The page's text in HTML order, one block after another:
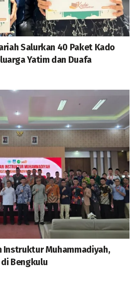
Salurkan 40 Paket Kado
Yatim dan Duafa
Instruktur Muhammadiyah,
Bengkulu